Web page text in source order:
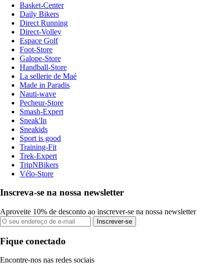
Basket-Center
Daily Bikers
Direct Running
Direct-Volley
Espace Golf
Foot-Store
Galope-Store
Handball-Store
La sellerie de Maé
Made in Paradis
Nauti-wave
Pecheur-Store
Smash-Expert
Sneak'In
Sneakids
Sport is good
Training-Fit
Trek-Expert
TripNBikers
Vélo-Store
Inscreva-se na nossa newsletter
Aproveite 10% de desconto ao inscrever-se na nossa newsletter
Inscrever-se
Fique conectado
Encontre-nos nas redes sociais